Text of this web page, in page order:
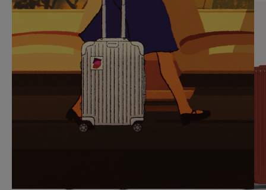
SUR
POUR
METTRE
PAUSE
VEUILLEZ
CLIQUER
POUR
RÉACTIVER
LE
SON